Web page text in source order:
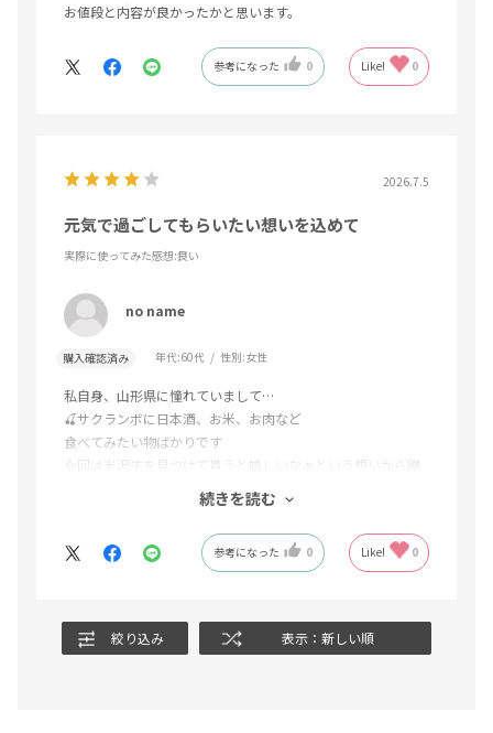
お値段と内容が良かったかと思います。
参考になった 0 Like! 0
2026.7.5
元気で過ごしてもらいたい想いを込めて
実際に使ってみた感想:良い
no name
購入確認済み 年代:60代 性別:女性
私自身、山形県に憧れていまして…
🍒サクランボに日本酒、お米、お肉など
食べてみたい物ばかりです
今回は米沢牛を見つけて貰うと嬉しいなぁという想いから贈
先方様に、大変喜んで頂けました
続きを読む
参考になった 0 Like! 0
絞り込み 表示：新しい順